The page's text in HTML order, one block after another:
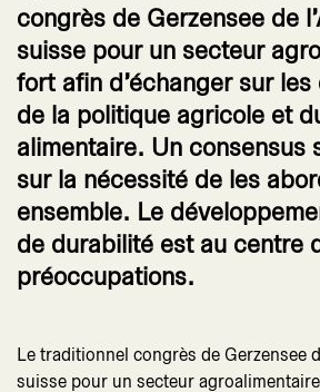
congrès de Gerzensee de
suisse pour un secteur
fort afin d’échanger sur
de la politique agricole et
alimentaire. Un consensus
sur la nécessité de les
ensemble. Le
de durabilité est au centre
préoccupations.
Le traditionnel congrès de Gerzensee
suisse pour un secteur